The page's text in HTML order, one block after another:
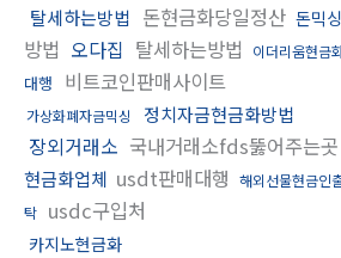
탈세하는방법 돈현금화당일정산 돈믹
방법 오다집 탈세하는방법 이더리움현금
대행
비트코인판매사이트
가상화폐자금믹싱 정치자금현금화방법
장외거래소 국내거래소fds뚫어주는곳
현금화업체 usdt판매대행 해외선물현금인
탁 usdc구입처
카지노현금화